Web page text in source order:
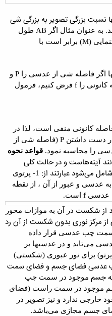
نسبت بزرگی تصویر به بزرگی شی
به عنوان مثال اگر
طول
(M) برابر است با
اگر فاصله شی از عدسی را
و
را فرض کنیم، فرمول
کانونی منفی است، لذا در
در دست داشتن
(فاصله شی از
را محاسبه نمود. قواعد نحوه
آینه‌هاست و در حالت کلی
می‌شود عبارتند از:
1- پرتوی
عدسی و عبور از آن ، از نقطه
عدسی
است.
شکست در آن به موازات محور
از مرکز نوری بدون شکست از آن رد
سمت چپ عدسی قرار داده
می‌تابد و در عدسیها بر
پرتو) برای نور عبوری (شکستی)
عدسی فضای جسم و فضای سمت
جسم موجود در سمت چپ
موجود در سمت راست (فضای
خارجی ندارد و نیز تصویر در
جسم مجازی می‌باشد.